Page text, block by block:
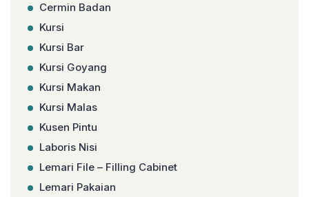
Cermin Badan
Kursi
Kursi Bar
Kursi Goyang
Kursi Makan
Kursi Malas
Kusen Pintu
Laboris Nisi
Lemari File – Filling Cabinet
Lemari Pakaian